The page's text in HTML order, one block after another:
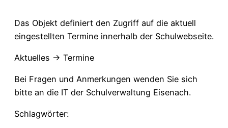
Das Objekt definiert den Zugriff auf die aktuell
eingestellten Termine innerhalb der Schulwebseite.
Aktuelles -> Termine
Bei Fragen und Anmerkungen wenden Sie sich
bitte an die IT der Schulverwaltung Eisenach.
Schlagwörter: